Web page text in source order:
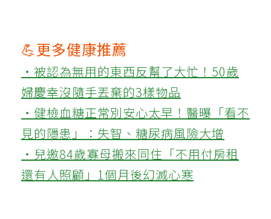
💪更多健康推薦
‧被認為無用的東西反幫了大忙！50歲
婦慶幸沒隨手丟棄的3樣物品
‧健檢血糖正常別安心太早！醫曝「看不
見的隱患」：失智、糖尿病風險大增
‧兒邀84歲寡母搬來同住「不用付房租
還有人照顧」1個月後幻滅心寒